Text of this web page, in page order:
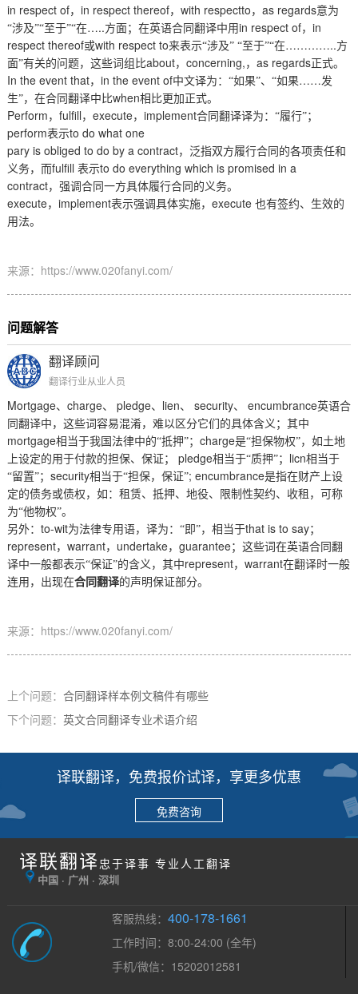
in respect of， in respect thereof， with respectto ， as regards意为
“涉及”“至于”“在…..方面；在英语合同翻译中用in respect of， in
respect thereof或with respect to来表示“涉及” “至于”“在…………..方
面”有关的问题，这些词组比about， concerning, ， as regards正式。
In the event that， in the event of中文译为：“如果”、“如果……发
生”，在合同翻译中比when相比更加正式。
Perform ， fulfill ， execute， implement合同翻译译为：“履行”；
perform表示to do what one
pary is obliged to do by a contract，泛指双方履行合同的各项责任和
义务，而fulfill 表示to do everything which is promised in a
contract，强调合同一方具体履行合同的义务。
execute， implement表示强调具体实施， execute 也有签约、生效的
用法。
来源：https://www.020fanyi.com/
问题解答
翻译顾问
翻译行业从业人员
Mortgage、 charge、 pledge、 lien、 security、 encumbrance英语合
同翻译中，这些词容易混淆，难以区分它们的具体含义；其中
mortgage相当于我国法律中的“抵押”； charge是“担保物权”，如土地
上设定的用于付款的担保、保证；
pledge相当于“质押”； licn相当于
“留置”； security相当于“担保，保证”; encumbrance是指在财产上设
定的债务或债权，如：租赁、抵押、地役、限制性契约、收租，可称
为“他物权”。
另外： to-wit为法律专用语，译为：“即”，相当于that is to say；
represent， warrant， undertake， guarantee；这些词在英语合同翻
译中一般都表示“保证”的含义，其中represent， warrant在翻译时一般
连用，出现在合同翻译的声明保证部分。
来源：https://www.020fanyi.com/
上个问题： 合同翻译样本例文稿件有哪些
下个问题： 英文合同翻译专业术语介绍
译联翻译，免费报价试译，享更多优惠
免费咨询
译联翻译 忠于译事 专业人工翻译
中国 · 广州 · 深圳
客服热线：400-178-1661
工作时间：8:00-24:00 (全年)
手机/微信：15202012581